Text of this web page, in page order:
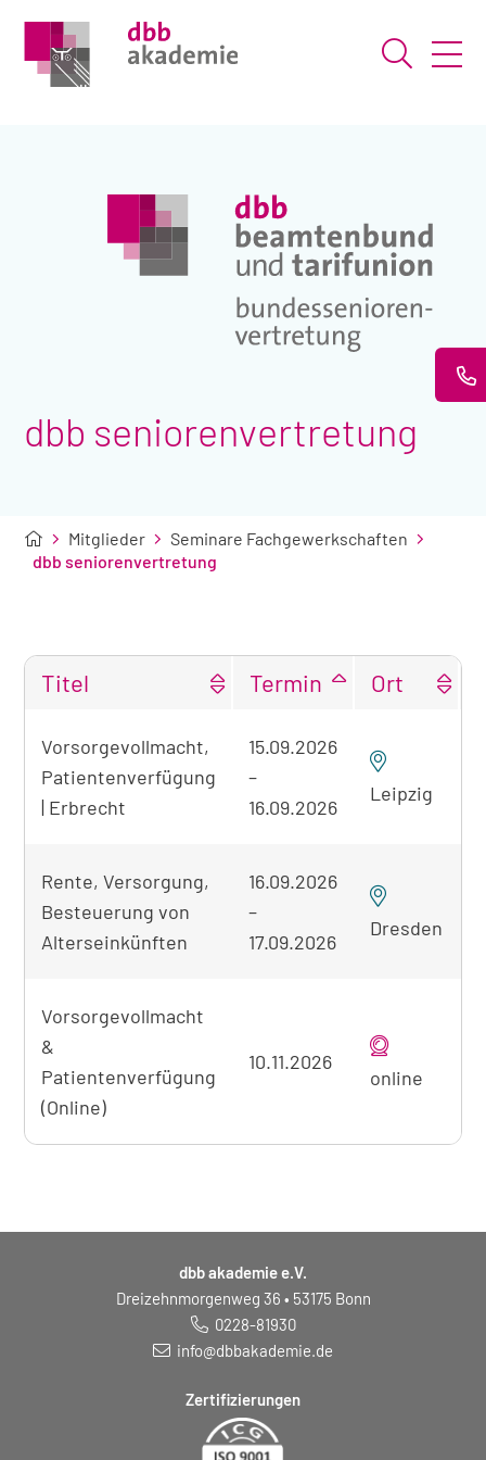
Suche
dbb seniorenvertretung
Mitglieder
Seminare Fachgewerkschaften
dbb seniorenvertretung
Übersicht
der
gefundenen
Titel Termin Ort
Vorsorgevollmacht,
Patientenverfügung
| Erbrecht
15.09.2026
–
16.09.2026
Leipzig
Rente, Versorgung,
Besteuerung von
Alterseinkünften
16.09.2026
–
17.09.2026
Dresden
Vorsorgevollmacht
&
Patientenverfügung
(Online)
10.11.2026
online
dbb akademie e.V.
Dreizehnmorgenweg 36 • 53175 Bonn
0228-81930
info@dbbakademie.de
Zertifizierungen